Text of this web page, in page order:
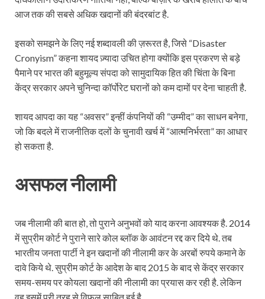
आज तक की सबसे अधिक खदानों की बंदरबांट है.
इसको समझने के लिए नई शब्दावली की ज़रूरत है, जिसे “Disaster
Cronyism” कहना शायद ज़्यादा उचित होगा क्योंकि इस प्रकरण से बड़े
पैमाने पर भारत की बहुमूल्य संपदा को सामुदायिक हित की चिंता के बिना
केंद्र सरकार अपने चुनिन्दा कॉर्पोरेट घरानों को कम दामों पर देना चाहती है.
शायद आपदा का यह “अवसर” इन्हीं कंपनियों की “उम्मीद” का साधन बनेगा,
जो कि बदले में राजनीतिक दलों के चुनावी खर्च में “आत्मनिर्भरता” का आधार
हो सकता है.
असफल नीलामी
जब नीलामी की बात हो, तो पुराने अनुभवों को याद करना आवश्यक है. 2014
में सुप्रीम कोर्ट ने पुराने सारे कोल ब्लॉक के आवंटन रद्द कर दिये थे. तब
भारतीय जनता पार्टी ने इन खदानों की नीलामी कर के अरबों रुपये कमाने के
दावे किये थे. सुप्रीम कोर्ट के आदेश के बाद 2015 के बाद से केंद्र सरकार
समय-समय पर कोयला खदानों की नीलामी का प्रयास कर रही है. लेकिन